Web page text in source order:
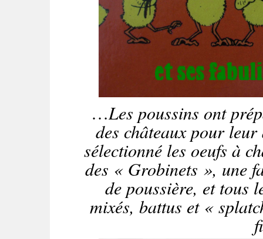
…Les poussins ont
des châteaux pour
sélectionné les oeufs à
des « Grobinets », une
de poussière, et tous
mixés, battus et «